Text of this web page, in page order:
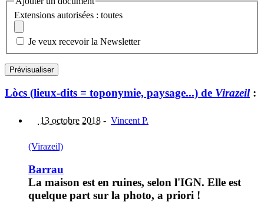
Extensions autorisées : toutes
Je veux recevoir la Newsletter
Lòcs (lieux-dits = toponymie, paysage...) de Virazeil:
13 octobre 2018 - Vincent P.
(Virazeil)
Barrau
La maison est en ruines, selon l'IGN. Elle est
quelque part sur la photo, a priori !